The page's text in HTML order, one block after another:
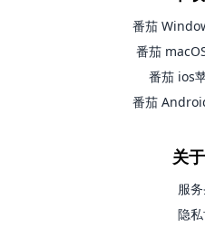
番茄
番茄
番茄 ios
番茄
关
服
隐